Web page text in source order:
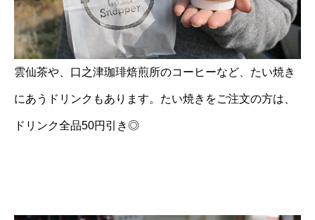
雲仙茶や、口之津珈琲焙煎所のコーヒーなど、たい焼き
にあうドリンクもあります。たい焼きをご注文の方は、
ドリンク全品50円引き◎